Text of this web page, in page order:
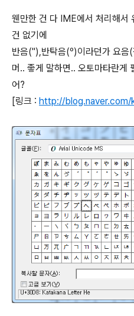
웬만한 건 다 IME에서 처리해서
건 없기에
반음("),반탁음(º)이라던가 요음
머.. 좋게 말하면.. 오토마타란게
어?
[링크 : http://blog.naver.com/